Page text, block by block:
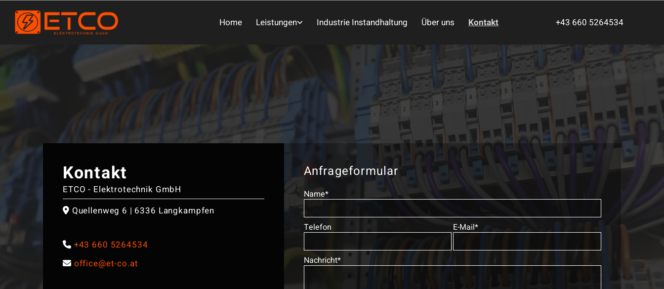
Home Leistungen Industrie Instandhaltung Über uns Kontakt +43 660 5264534
Kontakt
ETCO - Elektrotechnik GmbH
 Quellenweg 6 | 6336 Langkampfen
 +43 660 5264534
 office@et-co.at
Anfrageformular
Name*
Telefon E-Mail*
Nachricht*